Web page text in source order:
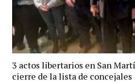
3 actos libertarios en San
cierre de la lista de concejales